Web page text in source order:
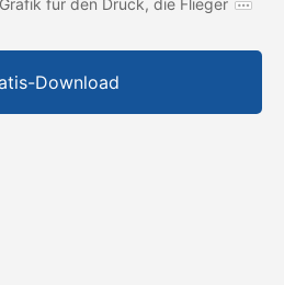
für den Druck, die Flieger
Download